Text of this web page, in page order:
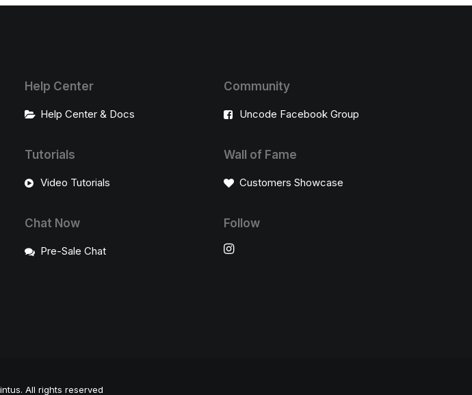
Help Center
Help Center & Docs
Tutorials
Video Tutorials
Chat Now
Pre-Sale Chat
Community
Uncode Facebook Group
Wall of Fame
Customers Showcase
Follow
All rights reserved